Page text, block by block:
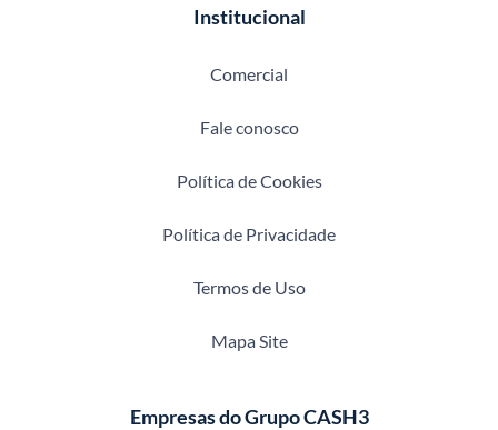
Institucional
Comercial
Fale conosco
Política de Cookies
Política de Privacidade
Termos de Uso
Mapa Site
Empresas do Grupo CASH3